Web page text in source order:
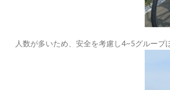
人数が多いため、安全を考慮し4~5グループ